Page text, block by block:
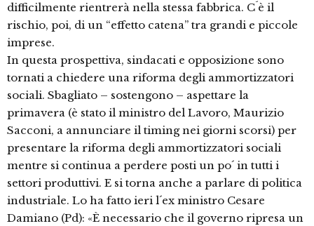
difficilmente rientrerà nella stessa fabbrica. C´è il
rischio, poi, di un “effetto catena” tra grandi e piccole
imprese.
In questa prospettiva, sindacati e opposizione sono
tornati a chiedere una riforma degli ammortizzatori
sociali. Sbagliato – sostengono – aspettare la
primavera (è stato il ministro del Lavoro, Maurizio
Sacconi, a annunciare il timing nei giorni scorsi) per
presentare la riforma degli ammortizzatori sociali
mentre si continua a perdere posti un po´ in tutti i
settori produttivi. E si torna anche a parlare di politica
industriale. Lo ha fatto ieri l´ex ministro Cesare
Damiano (Pd): «È necessario che il governo ripresa un